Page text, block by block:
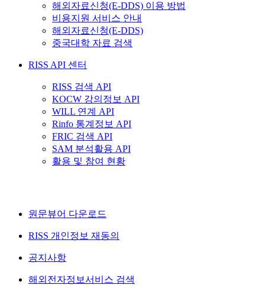
해외자료신청(E-DDS) 이용 방법
비용지원 서비스 안내
해외자료신청(E-DDS)
중국대학 자료 검색
RISS API 센터
RISS 검색 API
KOCW 강의정보 API
WILL 연계 API
Rinfo 통계정보 API
FRIC 검색 API
SAM 분석활용 API
활용 및 참여 현황
원문뷰어 다운로드
RISS 개인정보 재동의
공지사항
해외전자정보서비스 검색